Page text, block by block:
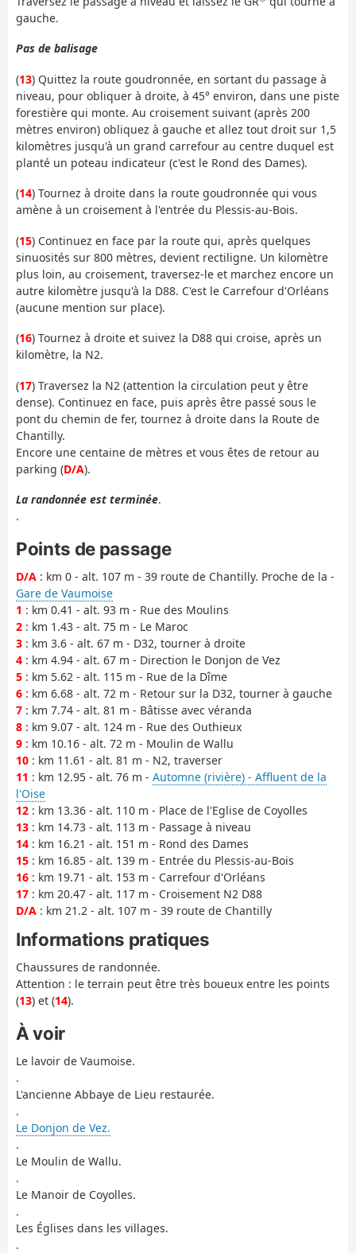
gauche.
Pas de balisage
(13) Quittez la route goudronnée, en sortant du passage à
niveau, pour obliquer à droite, à 45° environ, dans une piste
forestière qui monte. Au croisement suivant (après 200
mètres environ) obliquez à gauche et allez tout droit sur 1,5
kilomètres jusqu'à un grand carrefour au centre duquel est
planté un poteau indicateur (c'est le Rond des Dames).
(14) Tournez à droite dans la route goudronnée qui vous
amène à un croisement à l'entrée du Plessis-au-Bois.
(15) Continuez en face par la route qui, après quelques
sinuosités sur 800 mètres, devient rectiligne. Un kilomètre
plus loin, au croisement, traversez-le et marchez encore un
autre kilomètre jusqu'à la D88. C'est le Carrefour d'Orléans
(aucune mention sur place).
(16) Tournez à droite et suivez la D88 qui croise, après un
kilomètre, la N2.
(17) Traversez la N2 (attention la circulation peut y être
dense). Continuez en face, puis après être passé sous le
pont du chemin de fer, tournez à droite dans la Route de
Chantilly.
Encore une centaine de mètres et vous êtes de retour au
parking (D/A).
La randonnée est terminée.
.
Points de passage
D/A : km 0 - alt. 107 m - 39 route de Chantilly. Proche de la -
Gare de Vaumoise
1 : km 0.41 - alt. 93 m - Rue des Moulins
2 : km 1.43 - alt. 75 m - Le Maroc
3 : km 3.6 - alt. 67 m - D32, tourner à droite
4 : km 4.94 - alt. 67 m - Direction le Donjon de Vez
5 : km 5.62 - alt. 115 m - Rue de la Dîme
6 : km 6.68 - alt. 72 m - Retour sur la D32, tourner à gauche
7 : km 7.74 - alt. 81 m - Bâtisse avec véranda
8 : km 9.07 - alt. 124 m - Rue des Outhieux
9 : km 10.16 - alt. 72 m - Moulin de Wallu
10 : km 11.61 - alt. 81 m - N2, traverser
11 : km 12.95 - alt. 76 m - Automne (rivière) - Affluent de la
l'Oise
12 : km 13.36 - alt. 110 m - Place de l'Eglise de Coyolles
13 : km 14.73 - alt. 113 m - Passage à niveau
14 : km 16.21 - alt. 151 m - Rond des Dames
15 : km 16.85 - alt. 139 m - Entrée du Plessis-au-Bois
16 : km 19.71 - alt. 153 m - Carrefour d'Orléans
17 : km 20.47 - alt. 117 m - Croisement N2 D88
D/A : km 21.2 - alt. 107 m - 39 route de Chantilly
Informations pratiques
Chaussures de randonnée.
Attention : le terrain peut être très boueux entre les points
(13) et (14).
À voir
Le lavoir de Vaumoise.
.
L'ancienne Abbaye de Lieu restaurée.
.
Le Donjon de Vez.
.
Le Moulin de Wallu.
.
Le Manoir de Coyolles.
.
Les Églises dans les villages.
.